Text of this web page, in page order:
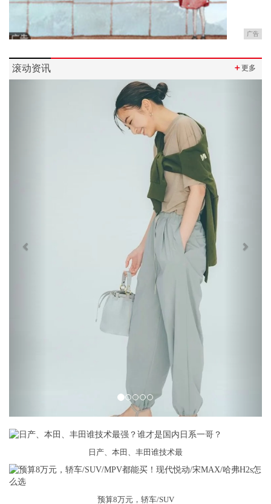
广告
滚动资讯 ＋更多
日产、本田、丰田谁技术最
预算8万元，轿车/SUV